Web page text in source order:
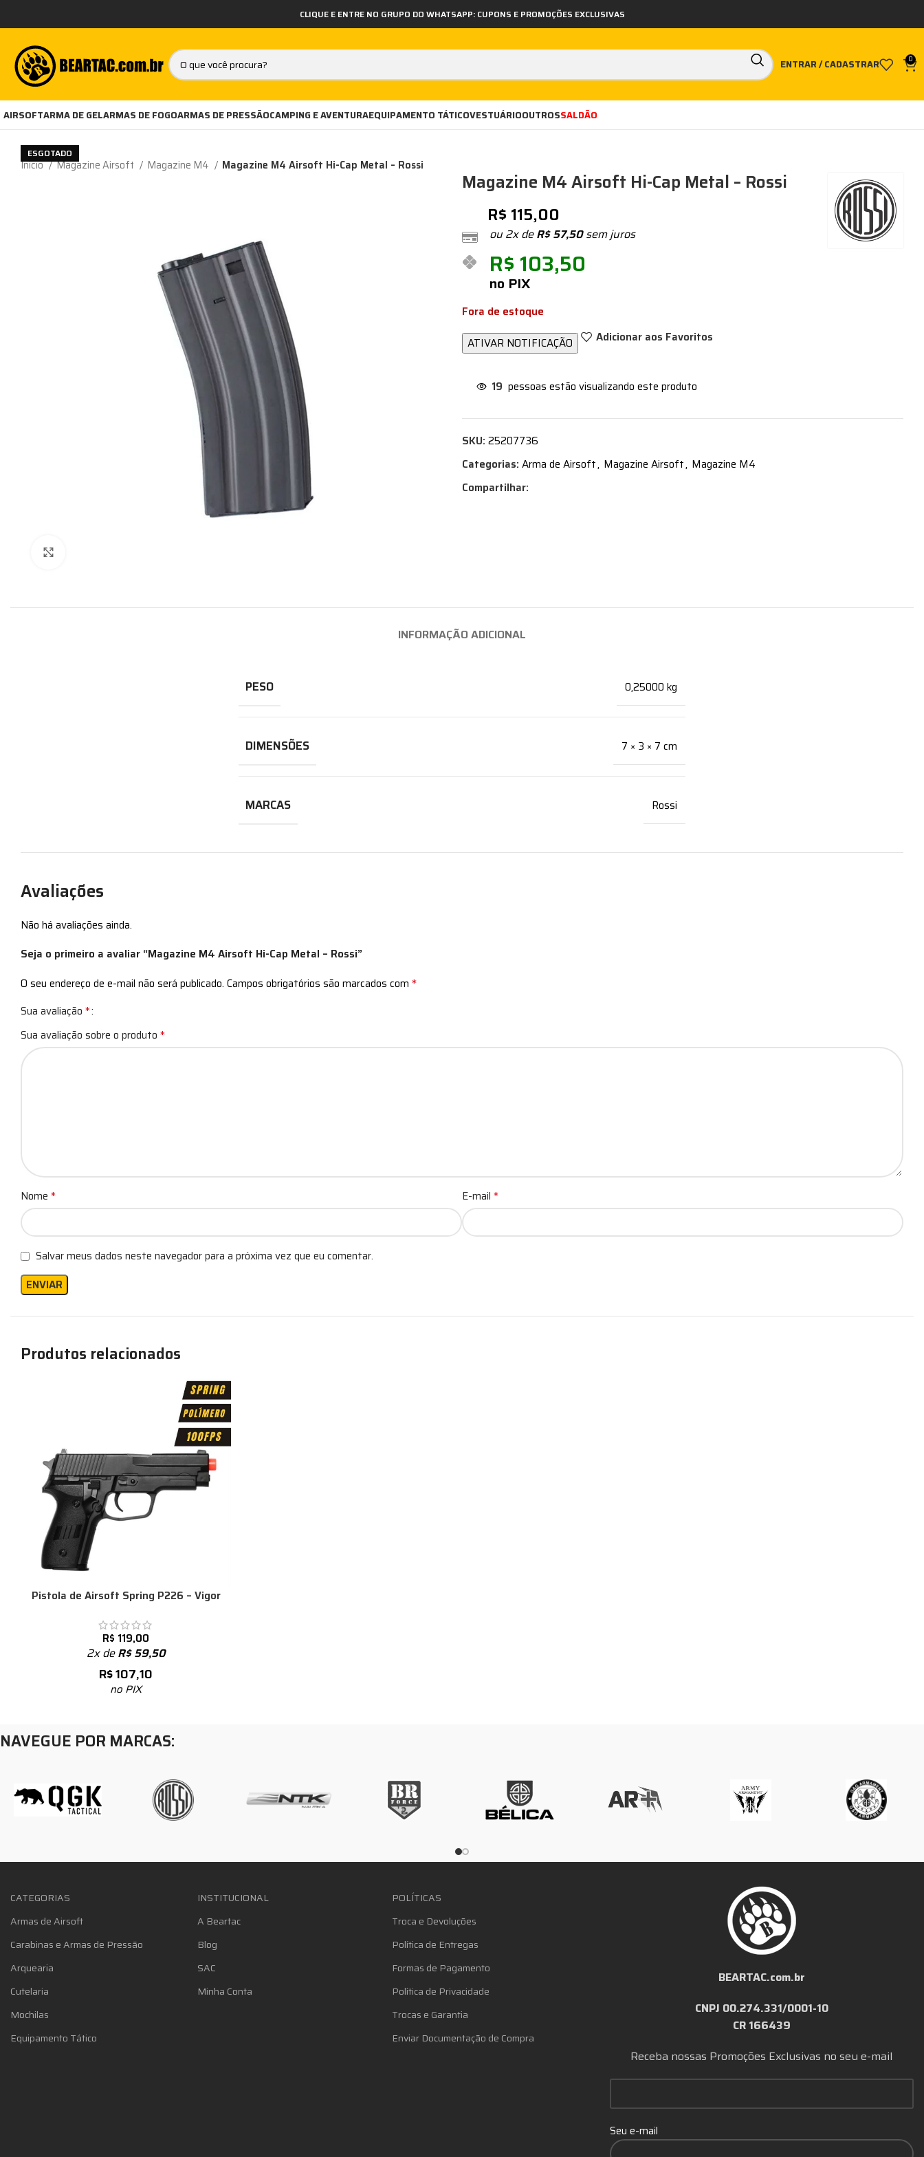
CLIQUE E ENTRE NO GRUPO DO WHATSAPP: CUPONS E PROMOÇÕES EXCLUSIVAS
ENTRAR / CADASTRAR 0
AIRSOFTARMA DE GELARMAS DE FOGOARMAS DE PRESSÃOCAMPING E AVENTURAEQUIPAMENTO TÁTICOVESTUÁRIOOUTROSSALDÃO
Início Magazine Airsoft Magazine M4 Magazine M4 Airsoft Hi-Cap Metal – Rossi
ESGOTADO
Magazine M4 Airsoft Hi-Cap Metal – Rossi
R$ 115,00
ou 2x deR$57,50sem juros
R$ 103,50
no PIX
Fora de estoque
Adicionar aos Favoritos
19 pessoas estão visualizando este produto
SKU: 25207736
Categorias: Arma de Airsoft, Magazine Airsoft, Magazine M4
Compartilhar:
INFORMAÇÃO ADICIONAL
PESO 0,25000 kg
DIMENSÕES 7 × 3 × 7 cm
MARCAS Rossi
Avaliações
Não há avaliações ainda.
Seja o primeiro a avaliar “Magazine M4 Airsoft Hi-Cap Metal – Rossi”
O seu endereço de e-mail não será publicado. Campos obrigatórios são marcados com *
Sua avaliação *
Sua avaliação sobre o produto *
Nome * E-mail *
Salvar meus dados neste navegador para a próxima vez que eu comentar.
Produtos relacionados
Pistola de Airsoft Spring P226 – Vigor
R$ 119,00
2x deR$59,50
R$107,10
no PIX
NAVEGUE POR MARCAS:
CATEGORIAS
Armas de Airsoft
Carabinas e Armas de Pressão
Arquearia
Cutelaria
Mochilas
Equipamento Tático
INSTITUCIONAL
A Beartac
Blog
SAC
Minha Conta
POLÍTICAS
Troca e Devoluções
Política de Entregas
Formas de Pagamento
Política de Privacidade
Trocas e Garantia
Enviar Documentação de Compra
BEARTAC.com.br
CNPJ 00.274.331/0001-10
CR 166439
Receba nossas Promoções Exclusivas no seu e-mail
Seu e-mail